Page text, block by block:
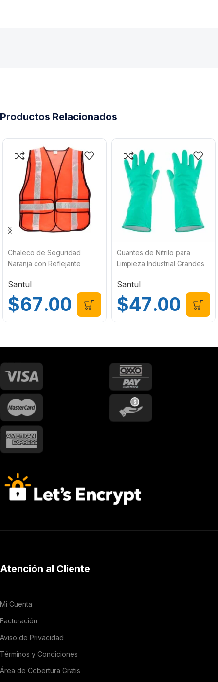
Productos Relacionados
Chaleco de Seguridad
Naranja con Reflejante
Santul
$67.00
Guantes de Nitrilo para
Limpieza Industrial Grandes
Santul
$47.00
Atención al Cliente
Mi Cuenta
Facturación
Aviso de Privacidad
Términos y Condiciones
Área de Cobertura Gratis